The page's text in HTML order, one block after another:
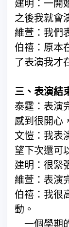
建明：一開
之後我就會
維萱：我們
伯禧：原本
了表演我才
三、表演結
泰霆：表演
感到很開心
文愷：我表
望下次還可
建明：很緊
維萱：表演
伯禧：我很
動。
一個學期